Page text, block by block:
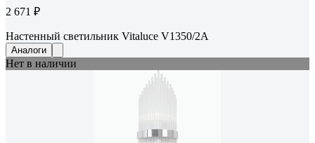
2 671 ₽
Настенный светильник Vitaluce V1350/2A
Аналоги
Нет в наличии